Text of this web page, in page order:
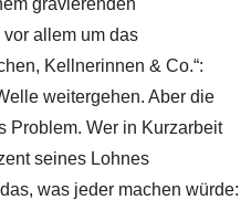
allem um das
Kellnerinnen & Co.“:
weitergehen. Aber die
Problem. Wer in Kurzarbeit
seines Lohnes
was jeder machen würde: